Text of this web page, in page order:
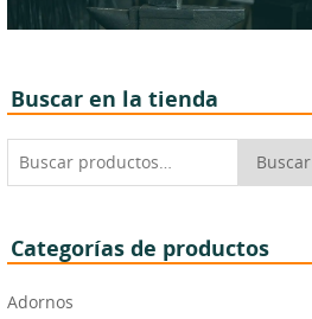
Buscar en la tienda
Buscar
Categorías de productos
Adornos